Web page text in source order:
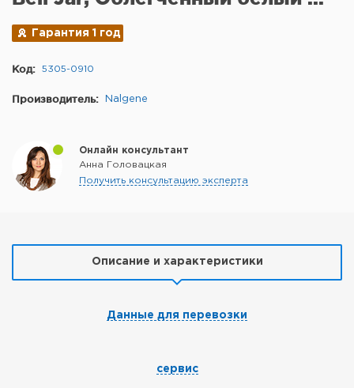
Гарантия 1 год
Код: 5305-0910
Производитель: Nalgene
Онлайн консультант
Анна Головацкая
Получить консультацию эксперта
Описание и характеристики
Данные для перевозки
сервис